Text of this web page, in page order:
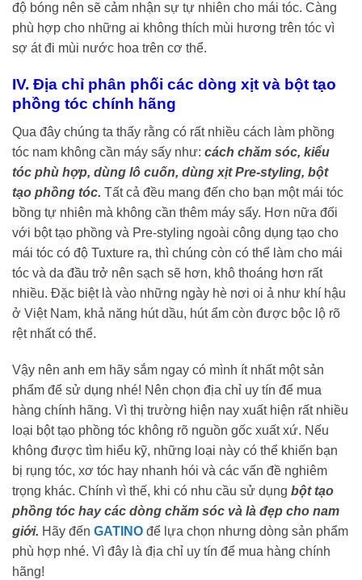
độ bóng nên sẽ cảm nhận sự tự nhiên cho mái tóc. Càng
phù hợp cho những ai không thích mùi hương trên tóc vì
sợ át đi mùi nước hoa trên cơ thể.
IV. Địa chỉ phân phối các dòng xịt và bột tạo
phồng tóc chính hãng
Qua đây chúng ta thấy rằng có rất nhiều cách làm phồng
tóc nam không cần máy sấy như: cách chăm sóc, kiểu
tóc phù hợp, dùng lô cuốn, dùng xịt Pre-styling, bột
tạo phồng tóc. Tất cả đều mang đến cho bạn một mái tóc
bồng tự nhiên mà không cần thêm máy sấy. Hơn nữa đối
với bột tạo phồng và Pre-styling ngoài công dụng tạo cho
mái tóc có độ Tuxture ra, thì chúng còn có thể làm cho mái
tóc và da đầu trở nên sạch sẽ hơn, khô thoáng hơn rất
nhiều. Đặc biệt là vào những ngày hè nơi oi ả như khí hậu
ở Việt Nam, khả năng hút dầu, hút ẩm còn được bộc lộ rõ
rệt nhất có thể.
Vậy nên anh em hãy sắm ngay có mình ít nhất một sản
phẩm để sử dụng nhé! Nên chọn địa chỉ uy tín để mua
hàng chính hãng. Vì thị trường hiện nay xuất hiện rất nhiều
loại bột tạo phồng tóc không rõ nguồn gốc xuất xứ. Nếu
không được tìm hiểu kỹ, những loại này có thể khiến bạn
bị rụng tóc, xơ tóc hay nhanh hói và các vấn đề nghiêm
trọng khác. Chính vì thế, khi có nhu cầu sử dụng bột tạo
phồng tóc hay các dòng chăm sóc và là đẹp cho nam
giới. Hãy đến GATINO để lựa chọn nhưng dòng sản phẩm
phù hợp nhé. Vì đây là địa chỉ uy tín để mua hàng chính
hãng!